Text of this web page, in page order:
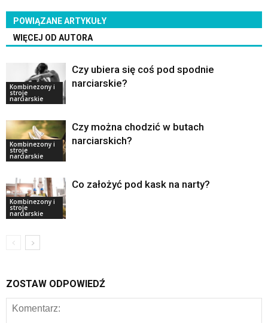
POWIĄZANE ARTYKUŁY
WIĘCEJ OD AUTORA
Kombinezony i
stroje
narciarskie
Czy ubiera się coś pod spodnie
narciarskie?
Kombinezony i
stroje
narciarskie
Czy można chodzić w butach
narciarskich?
Kombinezony i
stroje
narciarskie
Co założyć pod kask na narty?
ZOSTAW ODPOWIEDŹ